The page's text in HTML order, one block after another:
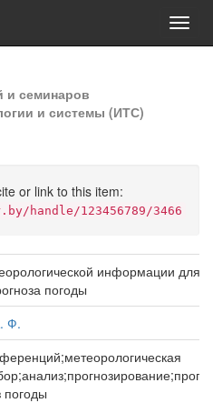
и семинаров
и системы (ИТС)
or link to this item:
handle/123456789/3466
информации для
погоды
Ф.
погоды